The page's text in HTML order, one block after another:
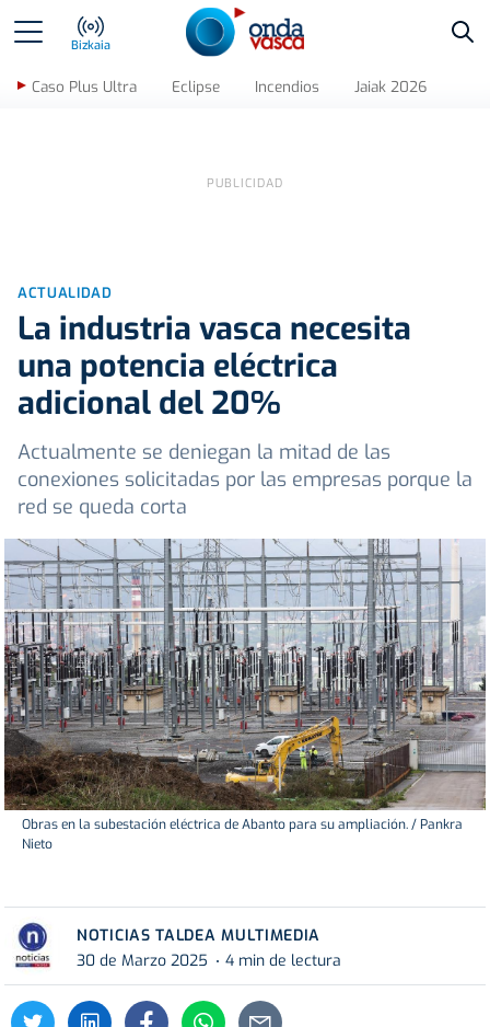
Bizkaia
Caso Plus Ultra Eclipse Incendios Jaiak 2026
ACTUALIDAD
La industria vasca necesita
una potencia eléctrica
adicional del 20%
Actualmente se deniegan la mitad de las
conexiones solicitadas por las empresas porque la
red se queda corta
Obras en la subestación eléctrica de Abanto para su ampliación. / Pankra
Nieto
NOTICIAS TALDEA MULTIMEDIA
30 de Marzo 2025
4 min de lectura